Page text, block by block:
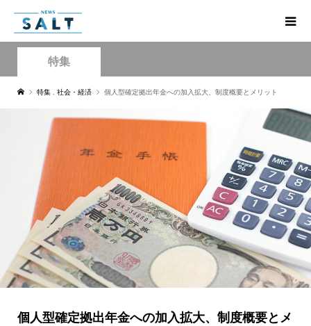
特集
特集 社会・経済 個人型確定拠出年金への加入拡大、制度概要とメリット
個人型確定拠出年金への加入拡大、制度概要とメ